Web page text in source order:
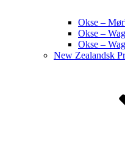
Okse –
Okse –
Okse –
New Zealandsk